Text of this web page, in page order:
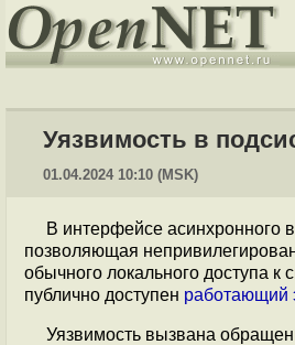
Уязвимость в
01.04.2024 10:10 (MSK)
В интерфейсе асинхронного
позволяющая
обычного локального доступа
публично доступен работающий
Уязвимость вызвана